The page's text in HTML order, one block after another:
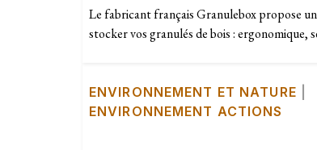
Le fabricant français Granulebox propose
stocker vos granulés de bois : ergonomique,
ENVIRONNEMENT ET NATURE
ENVIRONNEMENT ACTIONS